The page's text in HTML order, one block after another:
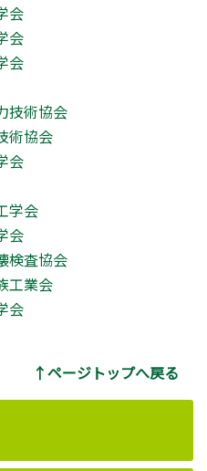
会
会
会
技術協会
術協会
会
学会
会
検査協会
工業会
会
↑ページトップへ戻る